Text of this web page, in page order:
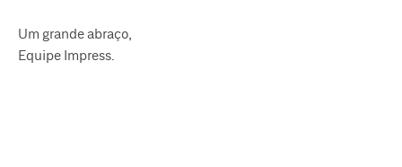
Um grande abraço,
Equipe Impress.